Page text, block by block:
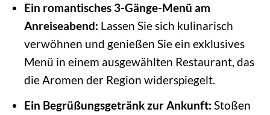
Ein romantisches 3-Gänge-Menü am
Anreiseabend: Lassen Sie sich kulinarisch
verwöhnen und genießen Sie ein exklusives
Menü in einem ausgewählten Restaurant, das
die Aromen der Region widerspiegelt.
Ein Begrüßungsgetränk zur Ankunft: Stoßen